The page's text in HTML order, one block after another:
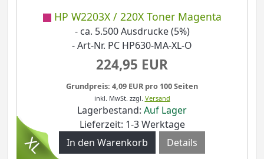
HP W2203X / 220X Toner Magenta
- ca. 5.500 Ausdrucke (5%)
- Art-Nr. PC HP630-MA-XL-O
224,95 EUR
Grundpreis: 4,09 EUR pro 100 Seiten
inkl. MwSt. zzgl. Versand
Lagerbestand: Auf Lager
Lieferzeit: 1-3 Werktage
Details